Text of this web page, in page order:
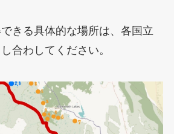
きる具体的な場所は、各国立
合わしてください。